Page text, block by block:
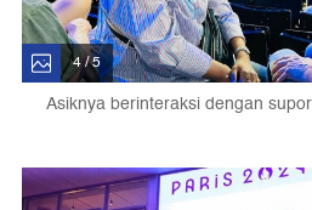
4 / 5
Asiknya berinteraksi dengan